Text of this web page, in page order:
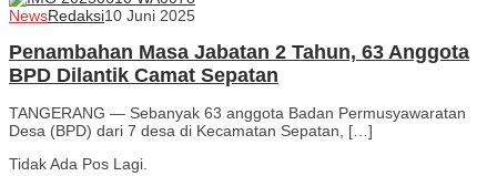
NewsRedaksi10 Juni 2025
Penambahan Masa Jabatan 2 Tahun, 63 Anggota
BPD Dilantik Camat Sepatan
TANGERANG — Sebanyak 63 anggota Badan Permusyawaratan
Desa (BPD) dari 7 desa di Kecamatan Sepatan, […]
Tidak Ada Pos Lagi.